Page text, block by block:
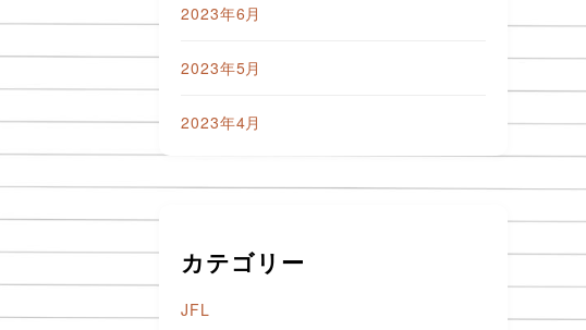
2023年6月
2023年5月
2023年4月
カテゴリー
JFL